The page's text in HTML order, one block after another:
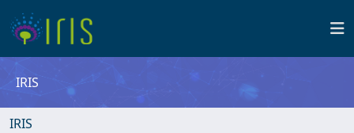
IRIS
IRIS